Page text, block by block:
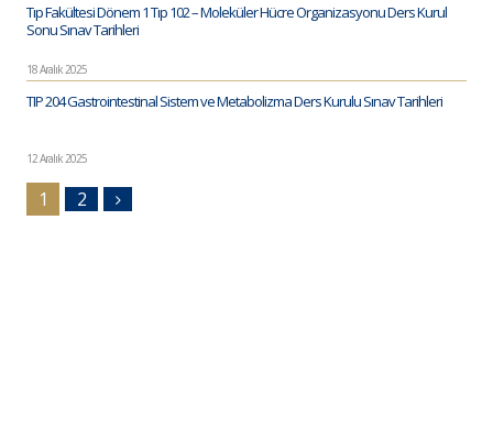
Tıp Fakültesi Dönem 1 Tıp 102 – Moleküler Hücre Organizasyonu Ders Kurul
Sonu Sınav Tarihleri
18 Aralık 2025
TIP 204 Gastrointestinal Sistem ve Metabolizma Ders Kurulu Sınav Tarihleri
12 Aralık 2025
1 2